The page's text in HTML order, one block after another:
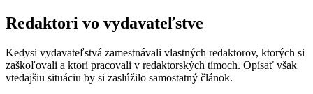
Redaktori vo vydavateľstve
Kedysi vydavateľstvá zamestnávali vlastných redaktorov, ktorých si
zaškoľovali a ktorí pracovali v redaktorských tímoch. Opísať však
vtedajšiu situáciu by si zaslúžilo samostatný článok.